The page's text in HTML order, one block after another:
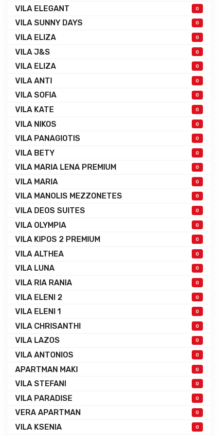
VILA ELEGANT 0
VILA SUNNY DAYS 0
VILA ELIZA 0
VILA J&S 0
VILA ELIZA 0
VILA ANTI 0
VILA SOFIA 0
VILA KATE 0
VILA NIKOS 0
VILA PANAGIOTIS 0
VILA BETY 0
VILA MARIA LENA PREMIUM 0
VILA MARIA 0
VILA MANOLIS MEZZONETES 0
VILA DEOS SUITES 0
VILA OLYMPIA 0
VILA KIPOS 2 PREMIUM 0
VILA ALTHEA 0
VILA LUNA 0
VILA RIA RANIA 0
VILA ELENI 2 0
VILA ELENI 1 0
VILA CHRISANTHI 0
VILA LAZOS 0
VILA ANTONIOS 0
APARTMAN MAKI 0
VILA STEFANI 0
VILA PARADISE 0
VERA APARTMAN 0
VILA KSENIA 0